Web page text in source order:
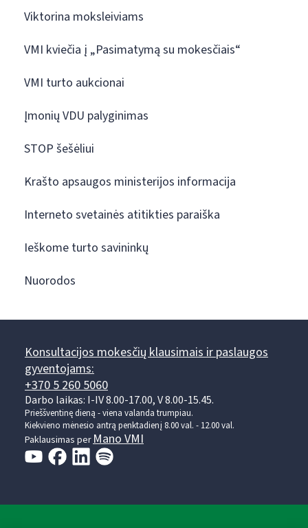
Viktorina moksleiviams
VMI kviečia į „Pasimatymą su mokesčiais“
VMI turto aukcionai
Įmonių VDU palyginimas
STOP šešėliui
Krašto apsaugos ministerijos informacija
Interneto svetainės atitikties paraiška
Ieškome turto savininkų
Nuorodos
Konsultacijos mokesčių klausimais ir paslaugos
gyventojams:
+370 5 260 5060
Darbo laikas: I-IV 8.00-17.00, V 8.00-15.45.
Prieššventinę dieną - viena valanda trumpiau.
Kiekvieno mėnesio antrą penktadienį 8.00 val. - 12.00 val.
Paklausimas per Mano VMI